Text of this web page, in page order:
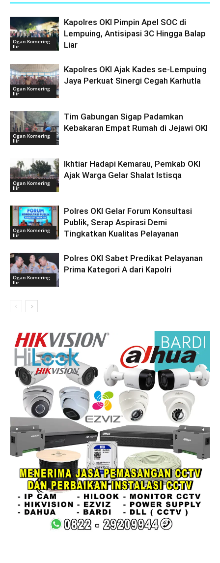
Ogan Komering
Ilir
Kapolres OKI Pimpin Apel SOC di
Lempuing, Antisipasi 3C Hingga Balap
Liar
Ogan Komering
Ilir
Kapolres OKI Ajak Kades se-Lempuing
Jaya Perkuat Sinergi Cegah Karhutla
Ogan Komering
Ilir
Tim Gabungan Sigap Padamkan
Kebakaran Empat Rumah di Jejawi OKI
Ogan Komering
Ilir
Ikhtiar Hadapi Kemarau, Pemkab OKI
Ajak Warga Gelar Shalat Istisqa
Ogan Komering
Ilir
Polres OKI Gelar Forum Konsultasi
Publik, Serap Aspirasi Demi
Tingkatkan Kualitas Pelayanan
Ogan Komering
Ilir
Polres OKI Sabet Predikat Pelayanan
Prima Kategori A dari Kapolri